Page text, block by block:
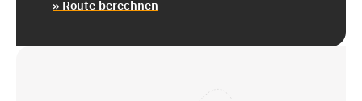
» Route berechnen